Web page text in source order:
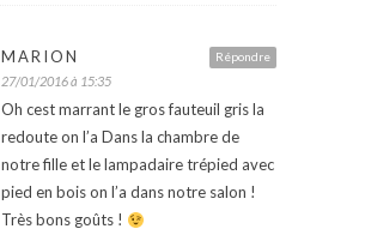
Répondre
MARION
27/01/2016 à 15:35
Oh cest marrant le gros fauteuil gris la
redoute on l’a Dans la chambre de
notre fille et le lampadaire trépied avec
pied en bois on l’a dans notre salon !
Très bons goûts !